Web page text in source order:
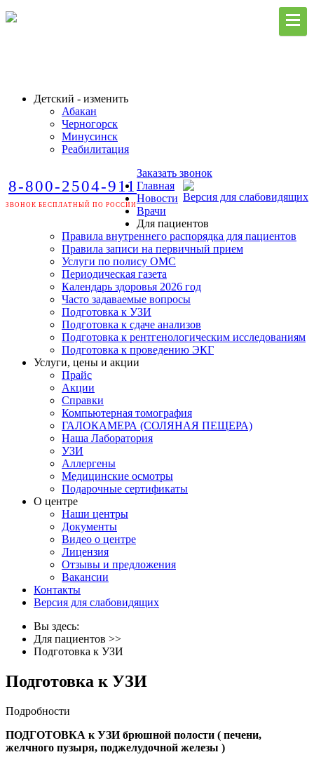
Детский - изменить
Абакан
Черногорск
Минусинск
Реабилитация
8-800-2504-911
ЗВОНОК БЕСПЛАТНЫЙ ПО РОССИИ
Заказать звонок
Версия для слабовидящих
Главная
Новости
Врачи
Для пациентов
Правила внутреннего распорядка для пациентов
Правила записи на первичный прием
Услуги по полису ОМС
Периодическая газета
Календарь здоровья 2026 год
Часто задаваемые вопросы
Подготовка к УЗИ
Подготовка к сдаче анализов
Подготовка к рентгенологическим исследованиям
Подготовка к проведению ЭКГ
Услуги, цены и акции
Прайс
Акции
Справки
Компьютерная томография
ГАЛОКАМЕРА (СОЛЯНАЯ ПЕЩЕРА)
Наша Лаборатория
УЗИ
Аллергены
Медицинские осмотры
Подарочные сертификаты
О центре
Наши центры
Документы
Видео о центре
Лицензия
Отзывы и предложения
Вакансии
Контакты
Версия для слабовидящих
Вы здесь:
Для пациентов >>
Подготовка к УЗИ
Подготовка к УЗИ
Подробности
ПОДГОТОВКА к УЗИ брюшной полости ( печени,
желчного пузыря, поджелудочной железы )